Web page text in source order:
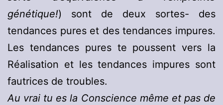
génétique!) sont de deux sortes- des
tendances pures et des tendances impures.
Les tendances pures te poussent vers la
Réalisation et les tendances impures sont
fautrices de troubles.
Au vrai tu es la Conscience même et pas de